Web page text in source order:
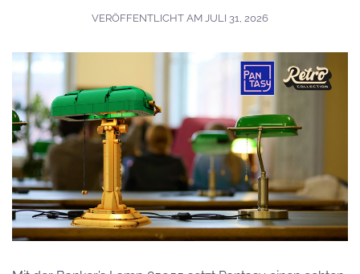
VERÖFFENTLICHT AM JULI 31, 2026